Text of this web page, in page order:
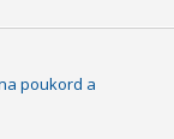
poukord a